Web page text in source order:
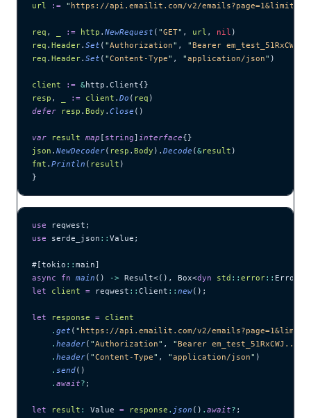
url := " https://api.emailit.com/v2/emails?page=1&limit=10
req , := http . NewRequest ( "GET" , url , nil )
req . Header. Set ( "Authorization" , "Bearer
req . Header. Set ( "Content-Type" , "application/json" )
client := &http.Client{}
resp , := client . Do ( req )
defer resp . Body . Close ()
var result map [ string] interface{}
json . NewDecoder( resp . Body ). Decode (&result )
fmt . Println ( result )
}
use reqwest;
use serde_json :: Value;
#[tokio :: main]
async fn main () -> Result<(), Box<dyn std :: error::
let client = reqwest :: Client :: new();
let response = client
    .
get ( " https://api.emailit.com/v2/
    .
header( "Authorization" , "Bearer
    .
header( "Content-Type" , "application/json" )
    .
send()
    .
await? ;
let result : Value = response . json () . await? ;